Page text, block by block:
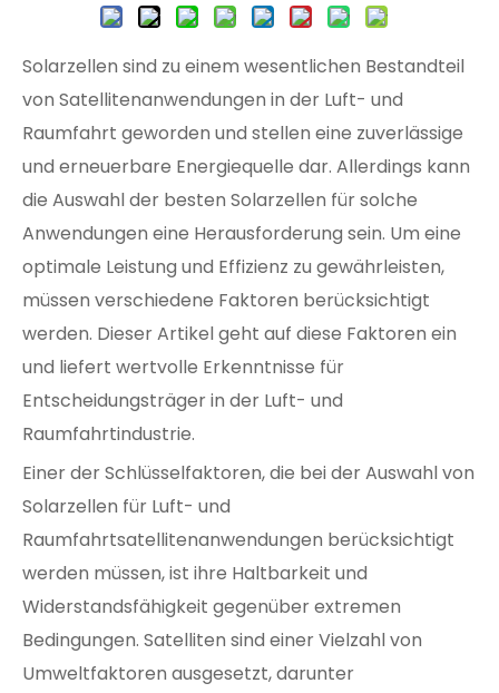
Solarzellen sind zu einem wesentlichen Bestandteil
von Satellitenanwendungen in der Luft- und
Raumfahrt geworden und stellen eine zuverlässige
und erneuerbare Energiequelle dar. Allerdings kann
die Auswahl der besten Solarzellen für solche
Anwendungen eine Herausforderung sein. Um eine
optimale Leistung und Effizienz zu gewährleisten,
müssen verschiedene Faktoren berücksichtigt
werden. Dieser Artikel geht auf diese Faktoren ein
und liefert wertvolle Erkenntnisse für
Entscheidungsträger in der Luft- und
Raumfahrtindustrie.
Einer der Schlüsselfaktoren, die bei der Auswahl von
Solarzellen für Luft- und
Raumfahrtsatellitenanwendungen berücksichtigt
werden müssen, ist ihre Haltbarkeit und
Widerstandsfähigkeit gegenüber extremen
Bedingungen. Satelliten sind einer Vielzahl von
Umweltfaktoren ausgesetzt, darunter